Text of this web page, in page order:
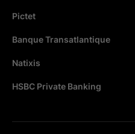
Pictet
Banque Transatlantique
Natixis
HSBC Private Banking